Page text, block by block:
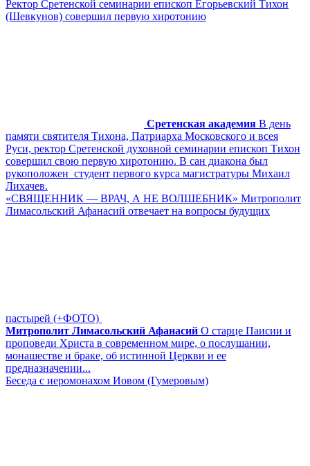
Ректор Сретенской семинарии епископ Егорьевский Тихон
(Шевкунов) совершил первую хиротонию
Сретенская академия В день
памяти святителя Тихона, Патриарха Московского и всея
Руси, ректор Сретенской духовной семинарии епископ Тихон
совершил свою первую хиротонию. В сан диакона был
рукоположен студент первого курса магистратуры Михаил
Лихачев.
«СВЯЩЕННИК — ВРАЧ, А НЕ ВОЛШЕБНИК» Митрополит
Лимасольский Афанасий отвечает на вопросы будущих
пастырей (+ФОТО)
Митрополит Лимасольский Афанасий О старце Паисии и
проповеди Христа в современном мире, о послушании,
монашестве и браке, об истинной Церкви и ее
предназначении...
Беседа с иеромонахом Иовом (Гумеровым)